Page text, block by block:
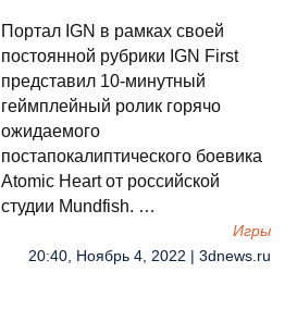
Портал IGN в рамках своей
постоянной рубрики IGN First
представил 10-минутный
геймплейный ролик горячо
ожидаемого
постапокалиптического боевика
Atomic Heart от российской
студии Mundfish. …
Игры
20:40, Ноябрь 4, 2022 | 3dnews.ru